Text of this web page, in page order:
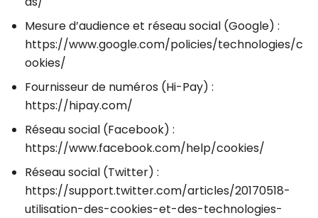
Mesure d’audience et réseau social (Google) :
https://www.google.com/policies/technologies/c
ookies/
Fournisseur de numéros (Hi-Pay) :
https://hipay.com/
Réseau social (Facebook) :
https://www.facebook.com/help/cookies/
Réseau social (Twitter) :
https://support.twitter.com/articles/20170518-
utilisation-des-cookies-et-des-technologies-